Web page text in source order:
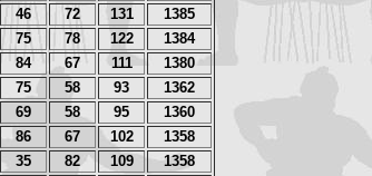
46 72 131
1385
75 78 122
1384
84 67 111
1380
75 58 93
1362
69 58 95
1360
86 67 102
1358
35 82 109
1358